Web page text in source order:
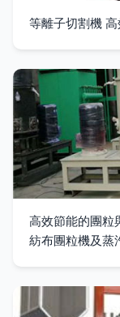
等離子切割機
高效節能的團粒
紡布團粒機及蒸